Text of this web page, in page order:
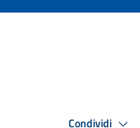
Condividi